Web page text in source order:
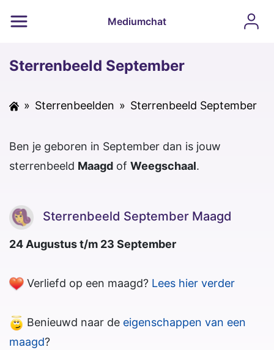
Mediumchat
Sterrenbeeld September
» Sterrenbeelden » Sterrenbeeld September
Ben je geboren in September dan is jouw
sterrenbeeld Maagd of Weegschaal.
Sterrenbeeld September Maagd
24 Augustus t/m 23 September
Verliefd op een maagd? Lees hier verder
Benieuwd naar de eigenschappen van een
maagd?